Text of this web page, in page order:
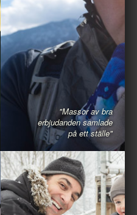
"Massor av bra
erbjudanden samlade
på ett ställe"